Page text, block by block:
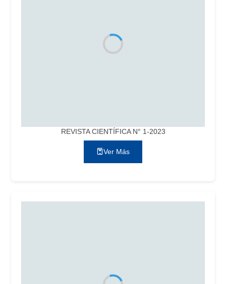
REVISTA CIENTÍFICA N° 1-2023
Ver Más